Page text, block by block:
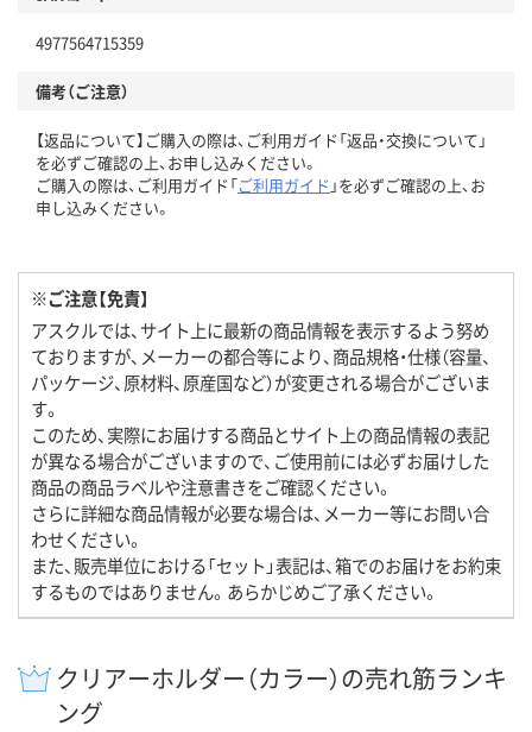
4977564715359
備考（ご注意）
【返品について】ご購入の際は、ご利用ガイド「返品・交換について」
を必ずご確認の上、お申し込みください。
ご購入の際は、ご利用ガイド「ご利用ガイド 」を必ずご確認の上、お
申し込みください。
※ご注意【免責】
アスクルでは、サイト上に最新の商品情報を表示するよう努め
ておりますが、メーカーの都合等により、商品規格・仕様（容量、
パッケージ、原材料、原産国など）が変更される場合がございま
す。
このため、実際にお届けする商品とサイト上の商品情報の表記
が異なる場合がございますので、ご使用前には必ずお届けした
商品の商品ラベルや注意書きをご確認ください。
さらに詳細な商品情報が必要な場合は、メーカー等にお問い合
わせください。
また、販売単位における「セット」表記は、箱でのお届けをお約束
するものではありません。あらかじめご了承ください。
クリアーホルダー（カラー）の売れ筋ランキ
ング